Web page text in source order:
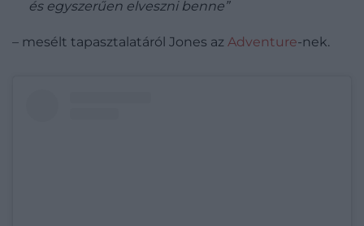
és egyszerűen elveszni benne”
– mesélt tapasztalatáról Jones az Adventure-nek.